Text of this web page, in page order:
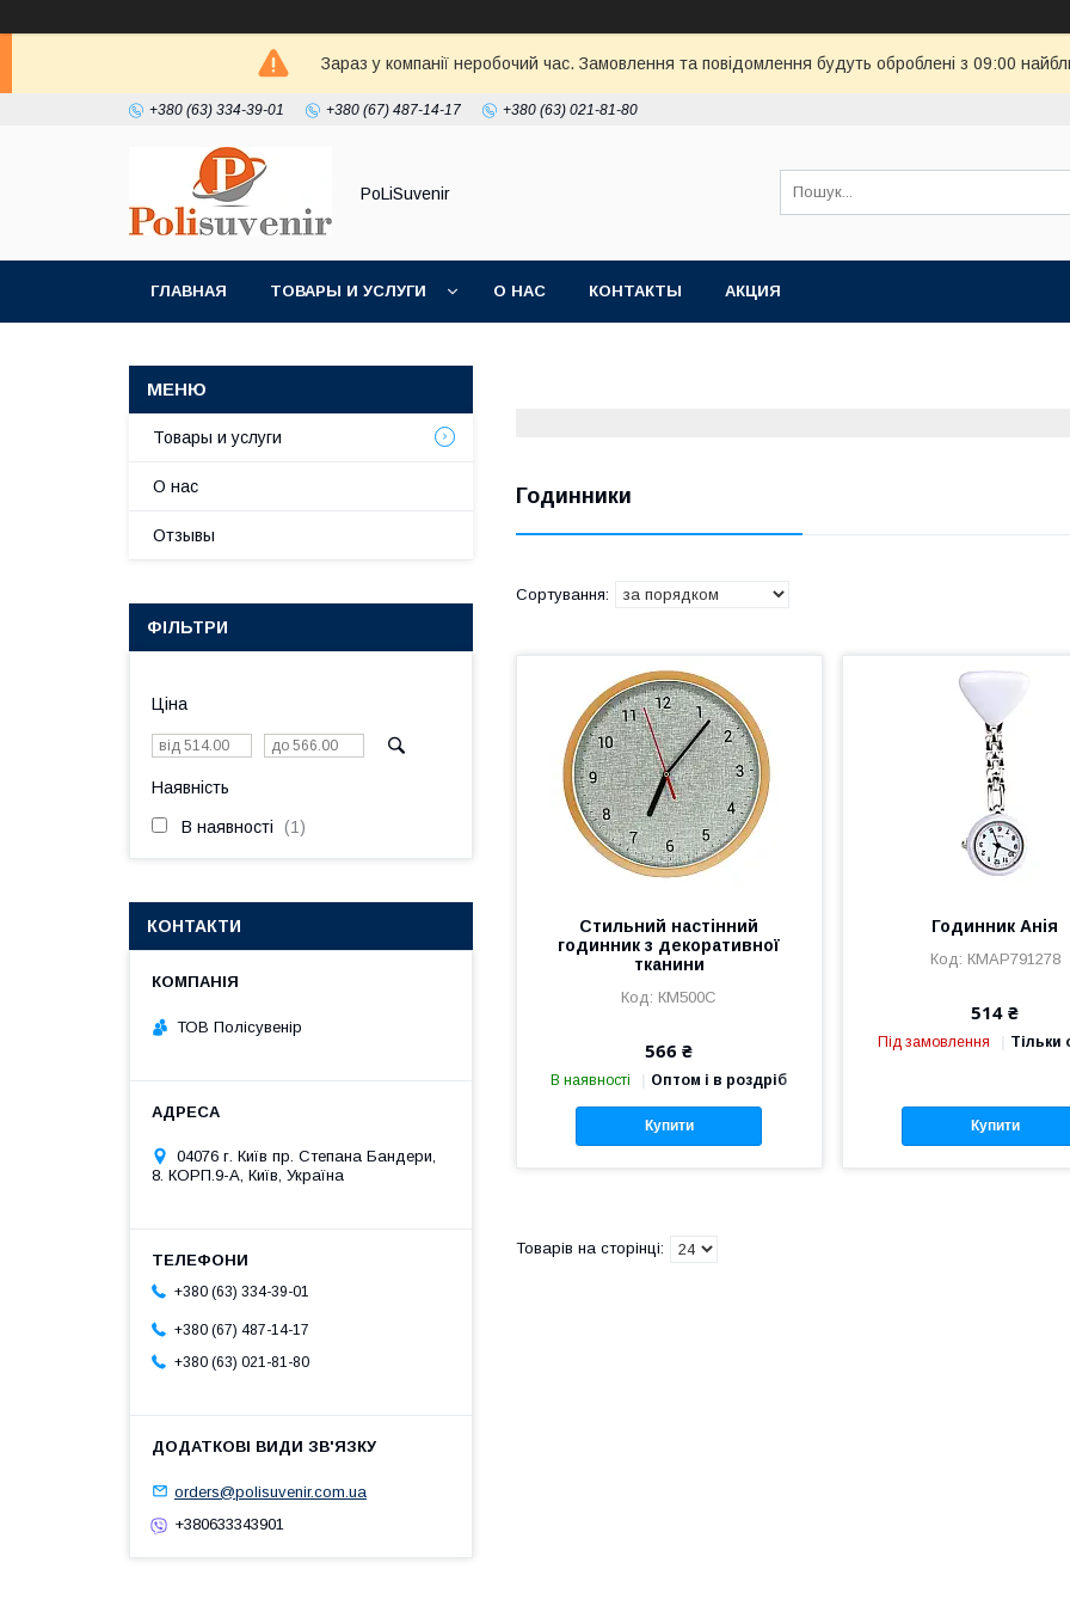
Зараз у компанії неробочий час. Замовлення та повідомлення будуть оброблені з 09:00
+380 (63) 334-39-01 +380 (67) 487-14-17 +380 (63) 021-81-80
PoLiSuvenir
ГЛАВНАЯ ТОВАРЫ И УСЛУГИ О НАС КОНТАКТЫ АКЦИЯ
Годинники
Стильний настінний
годинник з декоративної
тканини
КМ500C
566 ₴
В наявності Оптом і в роздріб
Купити
Годинник Анія
КМAP791278
514 ₴
Під замовлення Тільки
Купити
Товары и услуги
О нас
Отзывы
ФІЛЬТРИ
Ціна
Наявність
В наявності 1
КОНТАКТИ
ТОВ Полісувенір
04076 г. Київ пр. Степана Бандери,
8. КОРП.9-А, Київ, Україна
+380 (63) 334-39-01
+380 (67) 487-14-17
+380 (63) 021-81-80
orders@polisuvenir.com.ua
+380633343901